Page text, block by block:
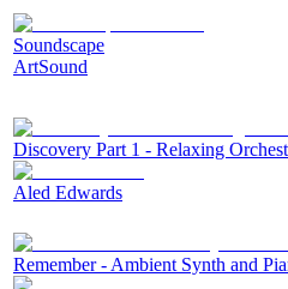
Soundscape
ArtSound
Discovery Part 1 - Relaxing
Aled Edwards
Remember - Ambient Synth and